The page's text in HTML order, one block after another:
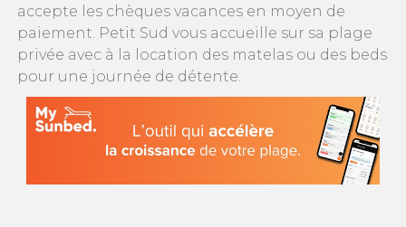
accepte les chèques vacances en moyen de
paiement. Petit Sud vous accueille sur sa plage
privée avec à la location des matelas ou des beds
pour une journée de détente.